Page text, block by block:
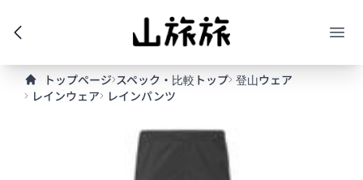
トップページ スペック・比較トップ 登山ウェア
レインウェア
レインパンツ